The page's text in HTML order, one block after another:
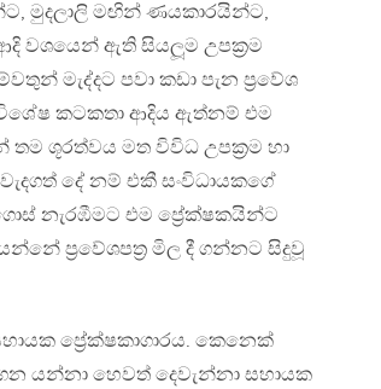
මුදලාලි මඟින් ණයකාරයින්ට,
වශයෙන් ඇති සියලූම උපක්‍රම
මැද්දට පවා කඩා පැන ප්‍රවේශ
කටකතා ආදිය ඇත්නම් එම
තම ශූරත්වය මත විවිධ උපක්‍රම හා
දේ නම් එකී සංවිධායකගේ
නැරඹීමට එම ප්‍රේක‍්ෂකයින්ට
ප්‍රවේශපත්‍ර මිල දී ගන්නට සිදුවූ
ප්‍රේක්ෂකාගාරය. කෙනෙක්
යන්නා හෙවත් දෙවැන්නා සහායක